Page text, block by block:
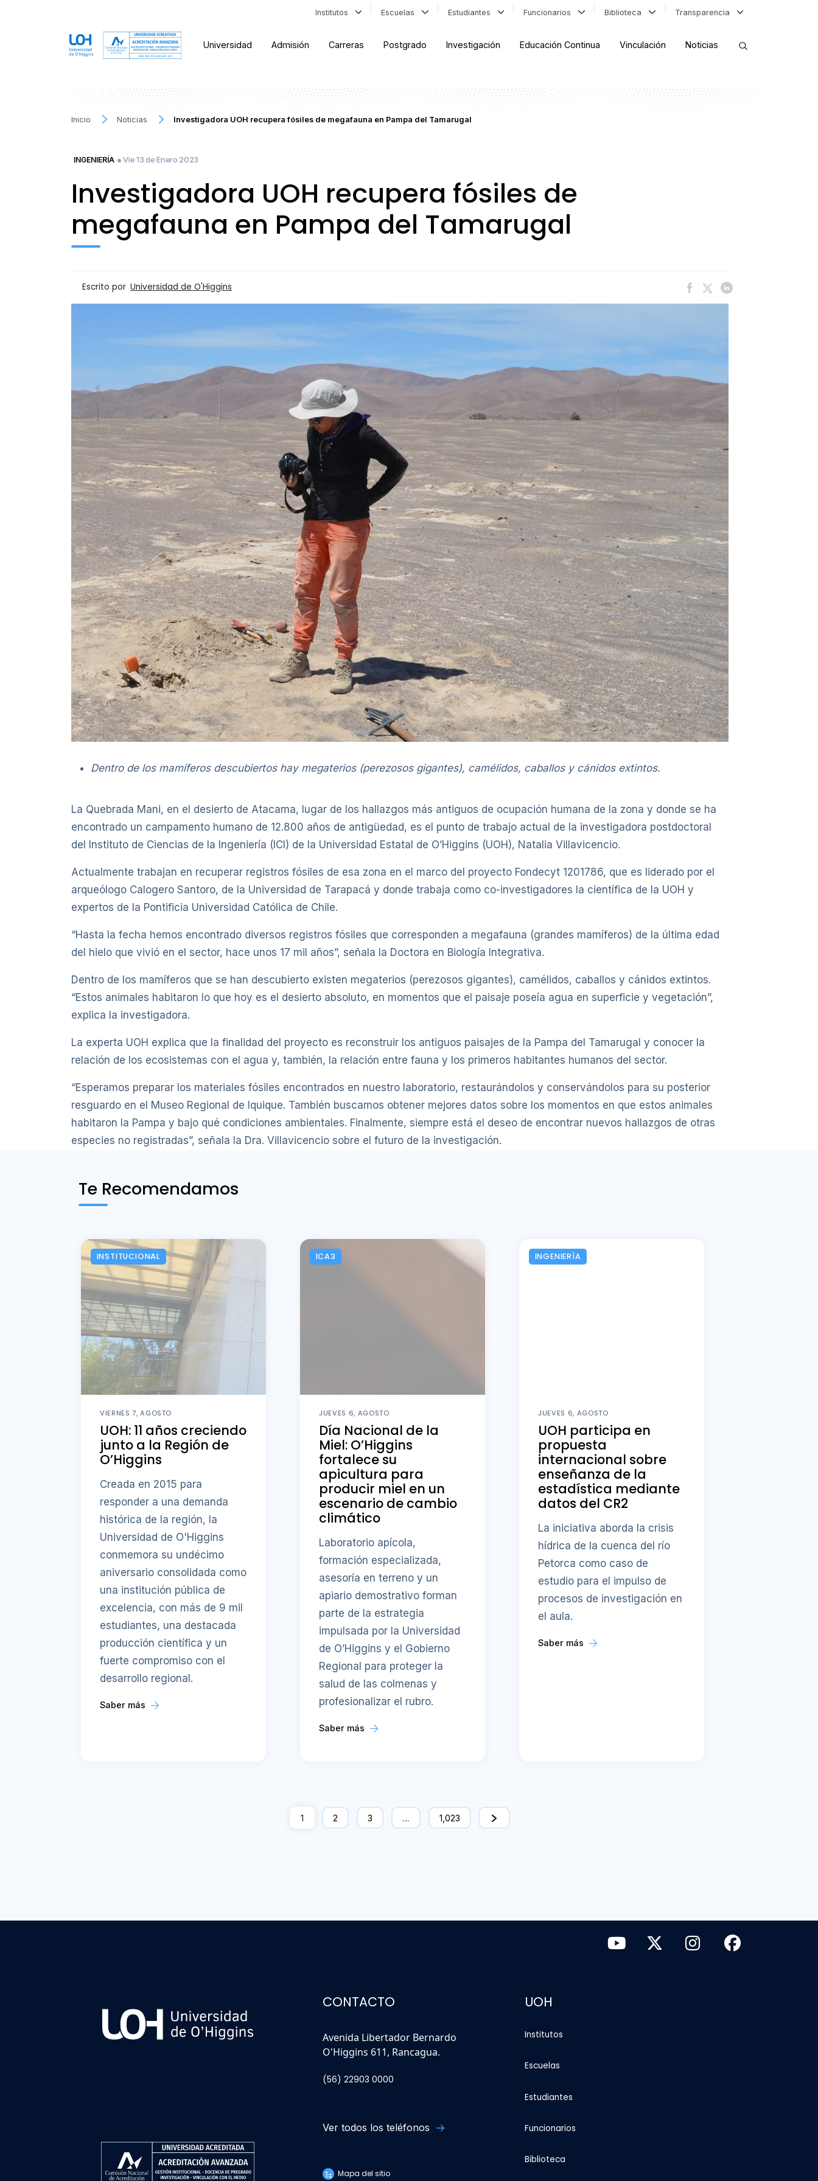
Institutos Escuelas Estudiantes Funcionarios Biblioteca Transparencia
Universidad Admisión Carreras Postgrado Investigación Educación Continua Vinculación Noticias
Inicio Noticias Investigadora UOH recupera fósiles de megafauna en Pampa del Tamarugal
INGENIERÍA ● Vie 13 de Enero 2023
Investigadora UOH recupera fósiles de
megafauna en Pampa del Tamarugal
Escrito por Universidad de O'Higgins
Dentro de los mamíferos descubiertos hay megaterios (perezosos gigantes), camélidos, caballos y cánidos extintos.
La Quebrada Mani, en el desierto de Atacama, lugar de los hallazgos más antiguos de ocupación humana de la zona y donde se ha
encontrado un campamento humano de 12.800 años de antigüedad, es el punto de trabajo actual de la investigadora postdoctoral
del Instituto de Ciencias de la Ingeniería (ICI) de la Universidad Estatal de O’Higgins (UOH), Natalia Villavicencio.
Actualmente trabajan en recuperar registros fósiles de esa zona en el marco del proyecto Fondecyt 1201786, que es liderado por el
arqueólogo Calogero Santoro, de la Universidad de Tarapacá y donde trabaja como co-investigadores la científica de la UOH y
expertos de la Pontificia Universidad Católica de Chile.
“Hasta la fecha hemos encontrado diversos registros fósiles que corresponden a megafauna (grandes mamíferos) de la última edad
del hielo que vivió en el sector, hace unos 17 mil años”, señala la Doctora en Biología Integrativa.
Dentro de los mamíferos que se han descubierto existen megaterios (perezosos gigantes), camélidos, caballos y cánidos extintos.
“Estos animales habitaron lo que hoy es el desierto absoluto, en momentos que el paisaje poseía agua en superficie y vegetación”,
explica la investigadora.
La experta UOH explica que la finalidad del proyecto es reconstruir los antiguos paisajes de la Pampa del Tamarugal y conocer la
relación de los ecosistemas con el agua y, también, la relación entre fauna y los primeros habitantes humanos del sector.
“Esperamos preparar los materiales fósiles encontrados en nuestro laboratorio, restaurándolos y conservándolos para su posterior
resguardo en el Museo Regional de Iquique. También buscamos obtener mejores datos sobre los momentos en que estos animales
habitaron la Pampa y bajo qué condiciones ambientales. Finalmente, siempre está el deseo de encontrar nuevos hallazgos de otras
especies no registradas”, señala la Dra. Villavicencio sobre el futuro de la investigación.
Te Recomendamos
INSTITUCIONAL
VIERNES 7, AGOSTO
UOH: 11 años creciendo
junto a la Región de
O’Higgins
Creada en 2015 para
responder a una demanda
histórica de la región, la
Universidad de O'Higgins
conmemora su undécimo
aniversario consolidada como
una institución pública de
excelencia, con más de 9 mil
estudiantes, una destacada
producción científica y un
fuerte compromiso con el
desarrollo regional.
Saber más
ICA3
JUEVES 6, AGOSTO
Día Nacional de la
Miel: O’Higgins
fortalece su
apicultura para
producir miel en un
escenario de cambio
climático
Laboratorio apícola,
formación especializada,
asesoría en terreno y un
apiario demostrativo forman
parte de la estrategia
impulsada por la Universidad
de O’Higgins y el Gobierno
Regional para proteger la
salud de las colmenas y
profesionalizar el rubro.
Saber más
INGENIERÍA
JUEVES 6, AGOSTO
UOH participa en
propuesta
internacional sobre
enseñanza de la
estadística mediante
datos del CR2
La iniciativa aborda la crisis
hídrica de la cuenca del río
Petorca como caso de
estudio para el impulso de
procesos de investigación en
el aula.
Saber más
1 2 3 … 1,023
CONTACTO
Avenida Libertador Bernardo
O'Higgins 611, Rancagua.
(56) 22903 0000
Ver todos los teléfonos
Mapa del sitio
UOH
Institutos
Escuelas
Estudiantes
Funcionarios
Biblioteca